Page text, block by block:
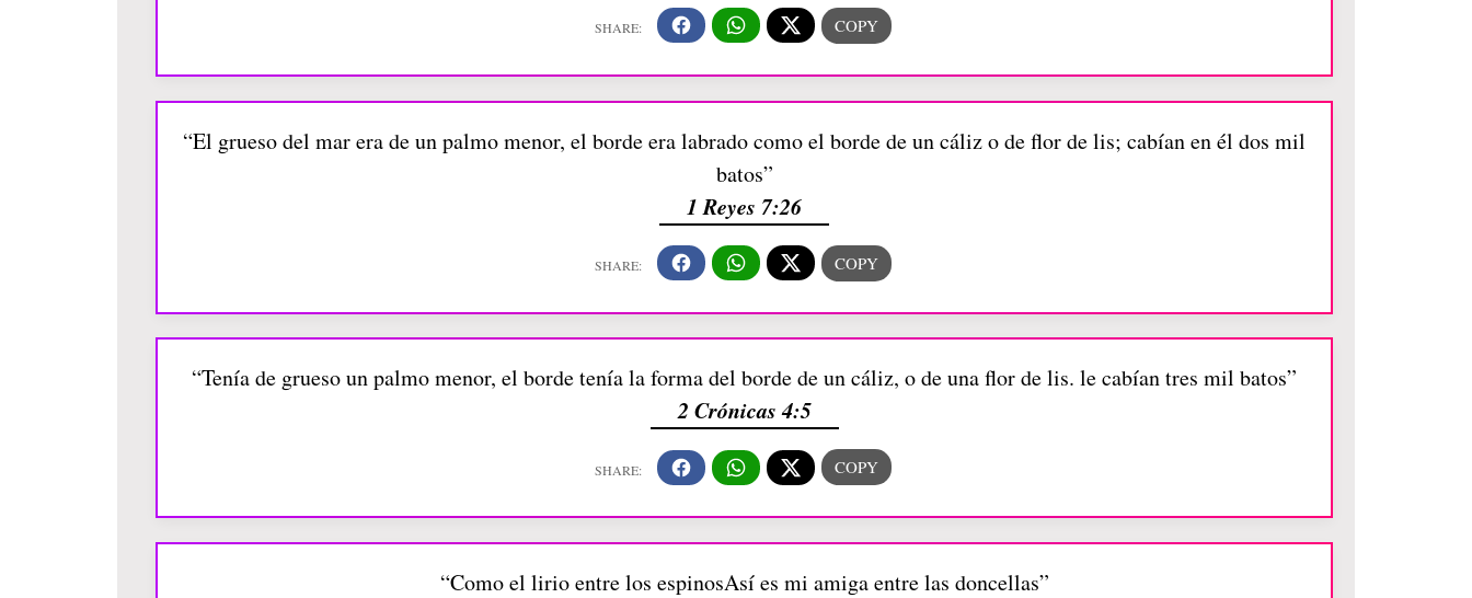
“El grueso del mar era de un palmo menor, el borde era labrado como el borde de un cáliz o de flor de lis; cabían en él dos mil
batos”
1 Reyes 7:26
“Tenía de grueso un palmo menor, el borde tenía la forma del borde de un cáliz, o de una flor de lis. le cabían tres mil batos”
2 Crónicas 4:5
“Como el lirio entre los espinosAsí es mi amiga entre las doncellas”